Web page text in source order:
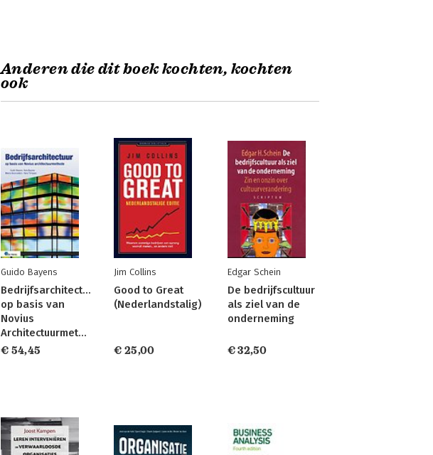
Anderen die dit boek kochten, kochten
ook
Guido Bayens
Bedrijfsarchitectuur
op basis van
Novius
Architectuurmethode
€ 54,45
Jim Collins
Good to Great
(Nederlandstalig)
€ 25,00
Edgar Schein
De bedrijfscultuur
als ziel van de
onderneming
€ 32,50